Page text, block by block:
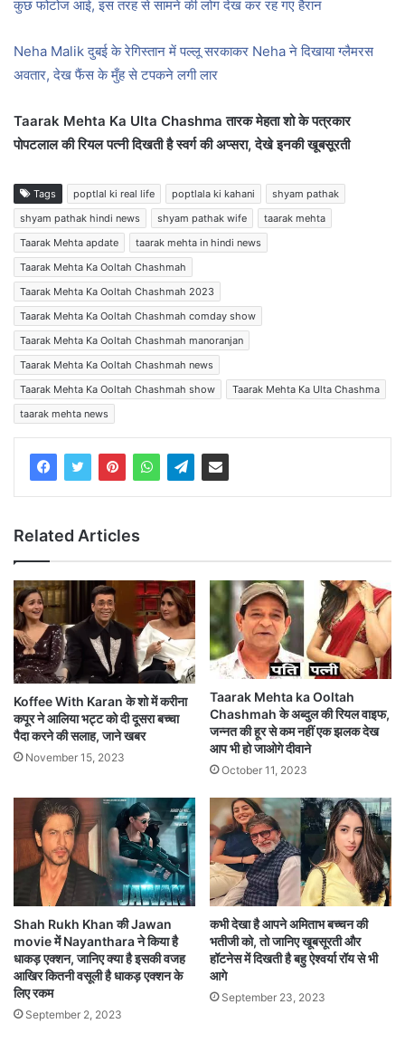
कुछ फोटोज आई, इस तरह से सामने की लोग देख कर रह गए हैरान
Neha Malik दुबई के रेगिस्तान में पल्लू सरकाकर Neha ने दिखाया ग्लैमरस
अवतार, देख फैंस के मुँह से टपकने लगी लार
Taarak Mehta Ka Ulta Chashma तारक मेहता शो के पत्रकार
पोपटलाल की रियल पत्नी दिखती है स्वर्ग की अप्सरा, देखे इनकी खूबसूरती
Tags poptlal ki real life poptlala ki kahani
shyam pathak
shyam pathak hindi news
shyam pathak wife
taarak mehta
Taarak Mehta apdate
taarak mehta in hindi news
Taarak Mehta Ka Ooltah Chashmah
Taarak Mehta Ka Ooltah Chashmah 2023
Taarak Mehta Ka Ooltah Chashmah comday show
Taarak Mehta Ka Ooltah Chashmah manoranjan
Taarak Mehta Ka Ooltah Chashmah news
Taarak Mehta Ka Ooltah Chashmah show
Taarak Mehta Ka Ulta Chashma
taarak mehta news
Related Articles
Koffee With Karan के शो में करीना
कपूर ने आलिया भट्ट को दी दूसरा बच्चा
पैदा करने की सलाह, जाने खबर
November 15, 2023
Taarak Mehta ka Ooltah
Chashmah के अब्दुल की रियल वाइफ,
जन्नत की हूर से कम नहीं एक झलक देख
आप भी हो जाओगे दीवाने
October 11, 2023
Shah Rukh Khan की Jawan
movie में Nayanthara ने किया है
धाकड़ एक्शन, जानिए क्या है इसकी वजह
आखिर कितनी वसूली है धाकड़ एक्शन के
लिए रकम
September 2, 2023
कभी देखा है आपने अमिताभ बच्चन की
भतीजी को, तो जानिए खूबसूरती और
हॉटनेस में दिखती है बहु ऐश्वर्या रॉय से भी
आगे
September 23, 2023